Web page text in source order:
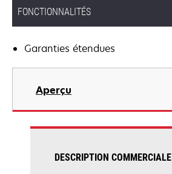
FONCTIONNALITÉS
Garanties étendues
Aperçu
DESCRIPTION COMMERCIALE